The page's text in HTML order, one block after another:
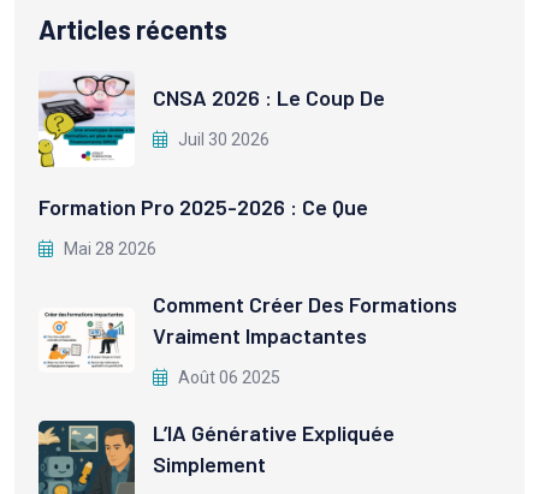
Articles récents
CNSA 2026 : Le Coup De
Juil 30 2026
Formation Pro 2025-2026 : Ce Que
Mai 28 2026
Comment Créer Des Formations
Vraiment Impactantes
Août 06 2025
L’IA Générative Expliquée
Simplement